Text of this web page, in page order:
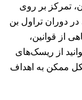
تمرکز بر روی
دوران تراول بن
از قوانین،
از ریسک‌های
ممکن به اهداف